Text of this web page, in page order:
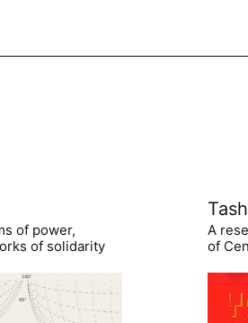
of power,
of solidarity
A
of